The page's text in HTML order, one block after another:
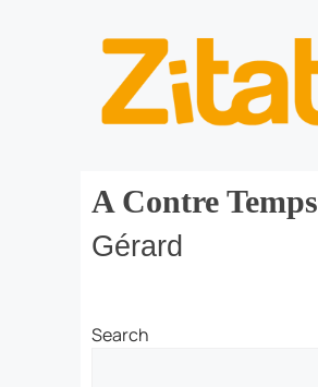
A Contre Temps
Gérard
Search